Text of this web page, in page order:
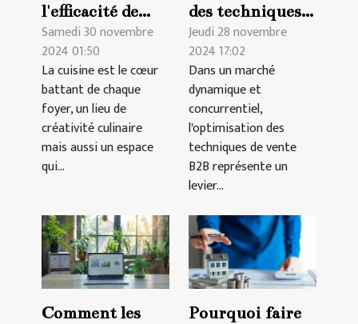
l'efficacité de
votre espace de
cuisine :
stratégies et
conseils
Samedi 30 novembre
2024 01:50
La cuisine est le cœur
battant de chaque
foyer, un lieu de
créativité culinaire
mais aussi un espace
qui...
des techniques
de vente B2B :
Stratégies et
meilleures
pratiques
Jeudi 28 novembre
2024 17:02
Dans un marché
dynamique et
concurrentiel,
l'optimisation des
techniques de vente
B2B représente un
levier...
Comment les
Pourquoi faire